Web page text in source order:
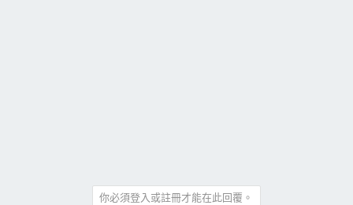
你必須登入或註冊才能在此回覆。